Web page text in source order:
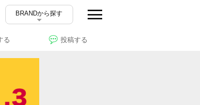
BRANDから探す
る 投稿する